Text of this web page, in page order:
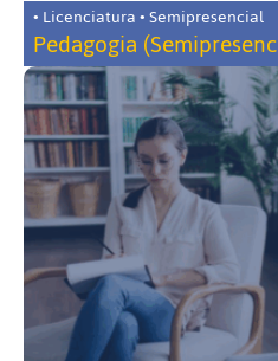
• Licenciatura • Semipresencial
Pedagogia